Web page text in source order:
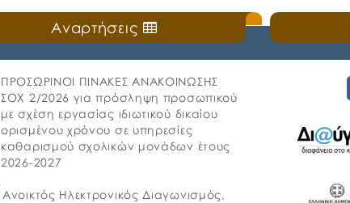
Αναρτήσεις
ΠΡΟΣΩΡΙΝΟΙ ΠΙΝΑΚΕΣ ΑΝΑΚΟΙΝΩΣΗΣ
ΣΟΧ 2/2026 για πρόσληψη προσωπικού
με σχέση εργασίας ιδιωτικού δικαίου
ορισμένου χρόνου σε υπηρεσίες
καθαρισμού σχολικών μονάδων έτους
2026-2027
Ανοικτός Ηλεκτρονικός Διαγωνισμός,